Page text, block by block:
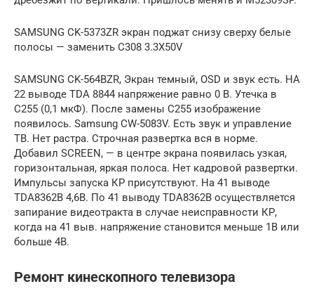
SAMSUNG CK-5373ZR экран поджат снизу сверху белые
полосы — заменить C308 3.3X50V
SAMSUNG CK-564BZR, Экран темный, OSD и звук есть. НА
22 выводе TDA 8844 напряжение равно 0 В. Утечка в
С255 (0,1 мкФ). После замены С255 изображение
появилось. Samsung CW-5083V. Есть звук и управление
ТВ. Нет растра. Строчная развертка вся в норме.
Добавил SCREEN, — в центре экрана появилась узкая,
горизонтальная, яркая полоса. Нет кадровой развертки.
Импульсы запуска КР присутствуют. На 41 выводе
TDA8362B 4,6В. По 41 выводу TDA8362B осуществляется
запирание видеотракта в случае неисправности КР,
когда на 41 выв. напряжение становится меньше 1В или
больше 4В.
Ремонт кинескопного телевизора